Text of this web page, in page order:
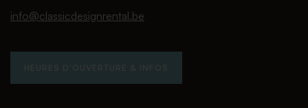
info@classicdesignrental.be
HEURES D'OUVERTURE & INFOS